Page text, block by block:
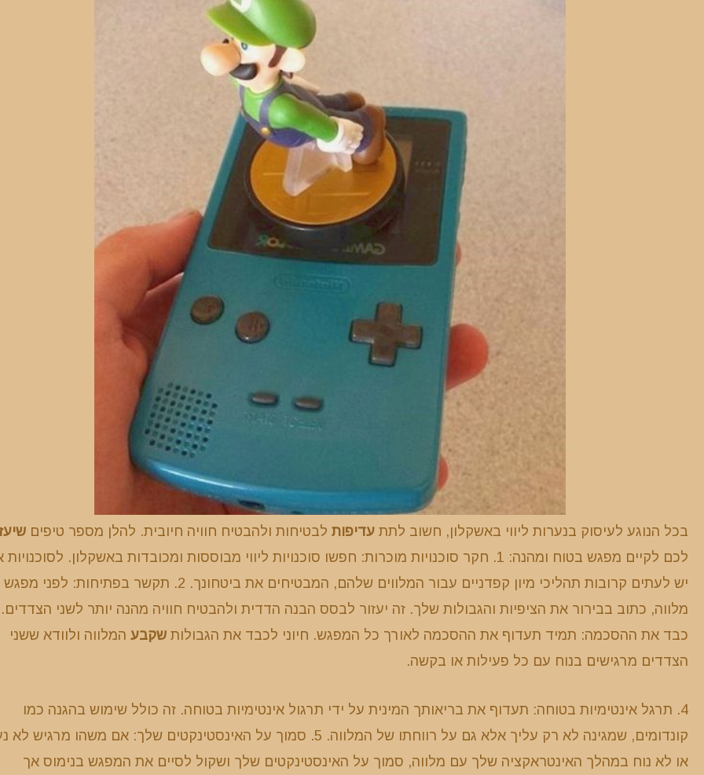
בכל הנוגע לעיסוק בנערות ליווי באשקלון, חשוב לתת עדיפות לבטיחות ולהבטיח חוויה חיובית. להלן מספר טיפים
לכם לקיים מפגש בטוח ומהנה: 1. חקר סוכנויות מוכרות: חפשו סוכנויות ליווי מבוססות ומכובדות באשקלון. לסוכנויות
יש לעתים קרובות תהליכי מיון קפדניים עבור המלווים שלהם, המבטיחים את ביטחונך. 2. תקשר בפתיחות:
כבד את ההסכמה: תמיד תעדוף את ההסכמה לאורך כל המפגש. חיוני לכבד את הגבולות שקבע המלווה ולוודא ששני
הצדדים מרגישים בנוח עם כל פעילות או בקשה.
4. תרגל אינטימיות בטוחה: תעדוף את בריאותך המינית על ידי תרגול אינטימיות בטוחה. זה כולל שימוש בהגנה כמו
קונדומים, שמגינה לא רק עליך אלא גם על רווחתו של המלווה. 5. סמוך על האינסטינקטים שלך: אם משהו מרגיש
או לא נוח במהלך האינטראקציה שלך עם מלווה, סמוך על האינסטינקטים שלך ושקול לסיים את המפגש בנימוס אך